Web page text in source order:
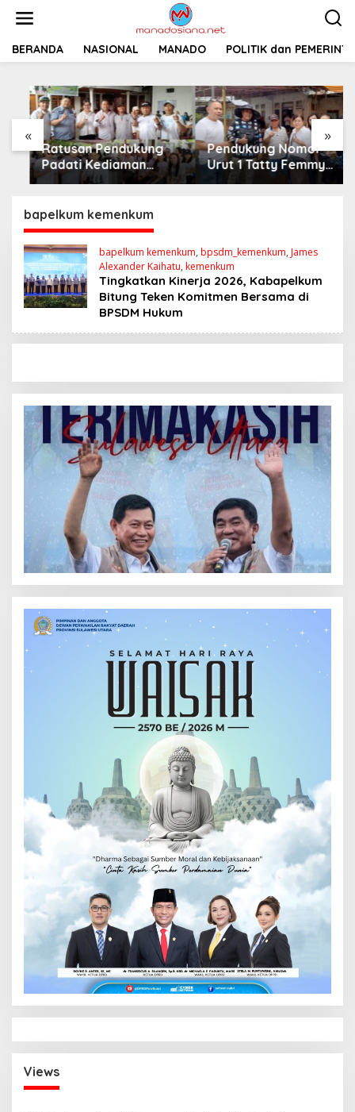
t
BERANDA NASIONAL MANADO POLITIK dan
« »
Ratusan Pendukung
Padati Kediaman
Cristy Toar Nomor
Dukungan Penuh
Kepada Calon Hukum
Tua Walantakan
Pendukung Nomor
Urut 1 Tatty Femmy
Pangkey Berikan
bapelkum kemenkum
bapelkum kemenkum, bpsdm_kemenkum, James
Alexander Kaihatu, kemenkum
Tingkatkan Kinerja 2026, Kabapelkum
Bitung Teken Komitmen Bersama di
BPSDM Hukum
Views